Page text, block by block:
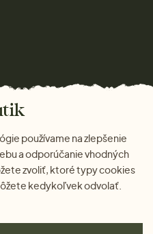
používame na zlepšenie
a odporúčanie vhodných
zvoliť, ktoré typy cookies
kedykoľvek odvolať.